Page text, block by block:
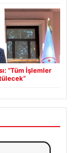
“Tüm İşlemler